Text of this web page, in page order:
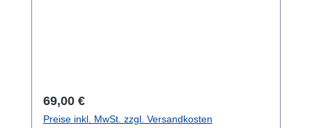
Regulärer Preis:
69,00 €
Preise inkl. MwSt. zzgl. Versandkosten